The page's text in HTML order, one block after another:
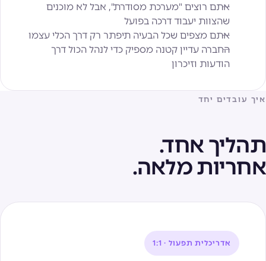
אתם רוצים "מערכת מסודרת", אבל לא מוכנים
שהצוות יעבוד דרכה בפועל
אתם מצפים שכל הבעיה תיפתר רק דרך הכלי עצמו
החברה עדיין קטנה מספיק כדי לנהל הכול דרך
הודעות וזיכרון
איך עובדים יחד
תהליך אחד.
אחריות מלאה.
אדריכלית תפעול · 1:1